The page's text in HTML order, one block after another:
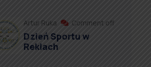
Artur Ruka Comment off
Dzień Sportu w
Reklach